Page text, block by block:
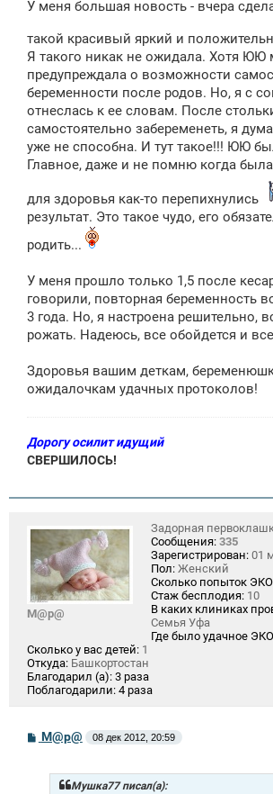
У меня большая новость - вчера
такой красивый яркий и
Я такого никак не ожидала. Хотя ЮЮ
предупреждала о возможности
беременности после родов. Но, я с
отнеслась к ее словам. После
самостоятельно забеременеть, я
уже не способна. И тут такое!!! ЮЮ
Главное, даже и не помню когда
для здоровья как-то перепихнулись
результат. Это такое чудо, его
родить...
У меня прошло только 1,5 после
говорили, повторная беременность
3 года. Но, я настроена решительно,
рожать. Надеюсь, все обойдется и
Здоровья вашим деткам,
ожидалочкам удачных протоколов!
Дорогу осилит идущий
СВЕРШИЛОСЬ!
М@р@
Задорная
Сообщения: 335
Зарегистрирован: 01
Пол: Женский
Сколько попыток
Стаж бесплодия: 10
В каких клиниках
Семья Уфа
Где было удачное
Сколько у вас детей: 1
Откуда: Башкортостан
Благодарил (а): 3 раза
Поблагодарили: 4 раза
С
о
М@р@ 08 дек 2012, 20:59
Мушка77 писал(а):